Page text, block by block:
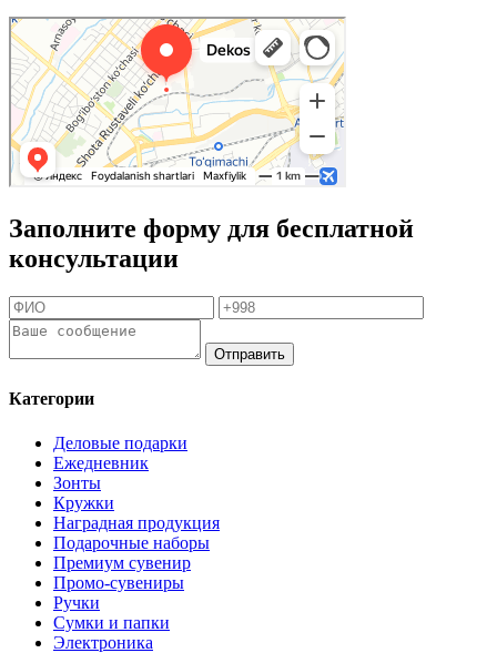
Заполните форму для бесплатной
консультации
Отправить
Категории
Деловые подарки
Ежедневник
Зонты
Кружки
Наградная продукция
Подарочные наборы
Премиум сувенир
Промо-сувениры
Ручки
Сумки и папки
Электроника